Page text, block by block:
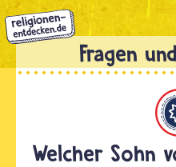
Direkt
zum
Inhalt
Welcher Sohn